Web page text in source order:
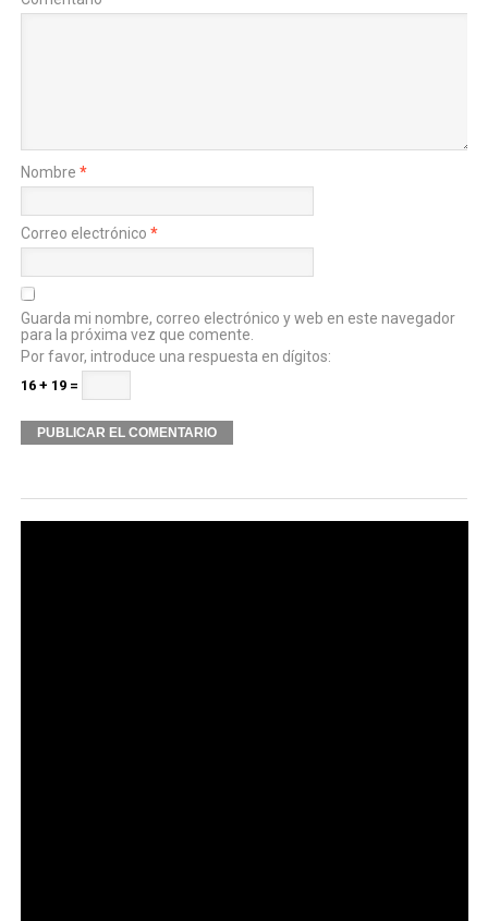
Nombre *
Correo electrónico *
Guarda mi nombre, correo electrónico y web en este navegador
para la próxima vez que comente.
Por favor, introduce una respuesta en dígitos:
16 + 19 =